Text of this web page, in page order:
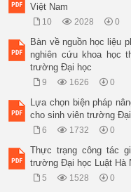
Việt Nam
10 2028 0
Bàn về nguồn học liệu
nghiên cứu khoa học
trường Đại học
9 1626 0
Lựa chọn biện pháp
cho sinh viên trường
6 1732 0
Thực trạng công tác
trường Đại học Luật Hà
5 1528 0